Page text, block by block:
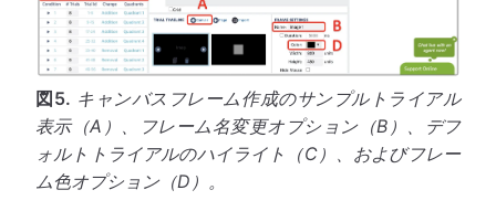
図5. キャンバスフレーム作成のサンプルトライアル
表示（A）、フレーム名変更オプション（B）、デフ
ォルトトライアルのハイライト（C）、およびフレー
ム色オプション（D）。